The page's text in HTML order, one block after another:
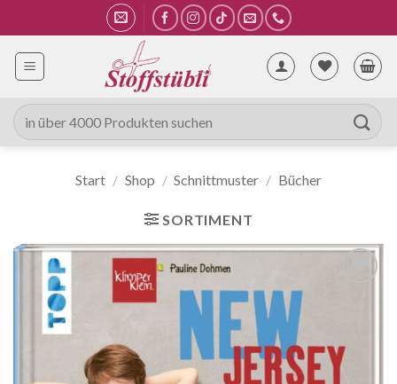
Inhalt
springen
Suche
nach:
Start / Shop / Schnittmuster / Bücher
SORTIMENT